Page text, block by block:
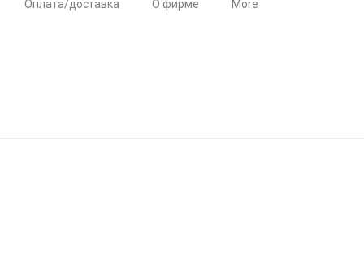
Оплата/доставка О фирме More